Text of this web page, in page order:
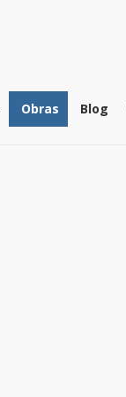
Obras Blog